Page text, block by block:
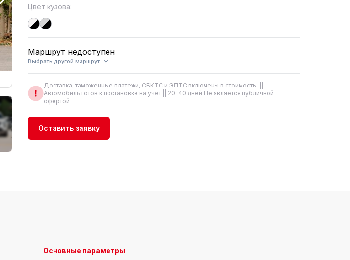
Цвет кузова:
Маршрут недоступен
Выбрать другой маршрут
Доставка, таможенные платежи, СБКТС и ЭПТС включены в стоимость. ||
Автомобиль готов к постановке на учет || 20-40 дней Не является публичной
офертой
Оставить заявку
Основные параметры